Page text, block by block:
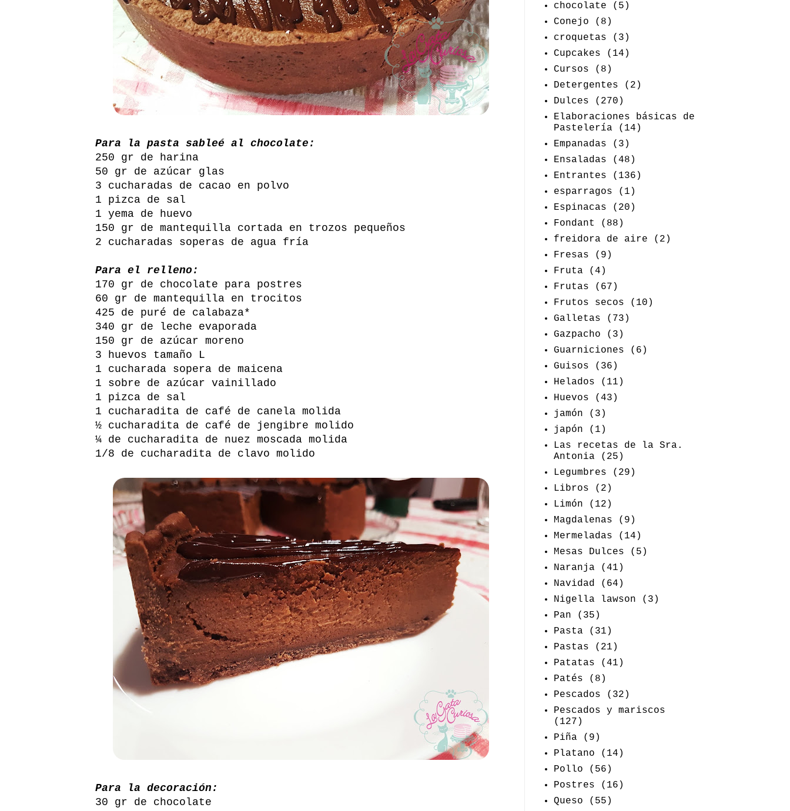
Para la pasta sableé al chocolate:
250 gr de harina
50 gr de azúcar glas
3 cucharadas de cacao en polvo
1 pizca de sal
1 yema de huevo
150 gr de mantequilla cortada en trozos pequeños
2 cucharadas soperas de agua fría
Para el relleno:
170 gr de chocolate para postres
60 gr de mantequilla en trocitos
425 de puré de calabaza*
340 gr de leche evaporada
150 gr de azúcar moreno
3 huevos tamaño L
1 cucharada sopera de maicena
1 sobre de azúcar vainillado
1 pizca de sal
1 cucharadita de café de canela molida
½ cucharadita de café de jengibre molido
¼ de cucharadita de nuez moscada molida
1/8 de cucharadita de clavo molido
Para la decoración:
30 gr de chocolate
chocolate
(5)
Conejo
(8)
croquetas
(3)
Cupcakes
(14)
Cursos
(8)
Detergentes
(2)
Dulces
(270)
Elaboraciones básicas de
Pastelería
(14)
Empanadas
(3)
Ensaladas
(48)
Entrantes
(136)
esparragos
(1)
Espinacas
(20)
Fondant
(88)
freidora de aire
(2)
Fresas
(9)
Fruta
(4)
Frutas
(67)
Frutos secos
(10)
Galletas
(73)
Gazpacho
(3)
Guarniciones
(6)
Guisos
(36)
Helados
(11)
Huevos
(43)
jamón
(3)
japón
(1)
Las recetas de la Sra.
Antonia
(25)
Legumbres
(29)
Libros
(2)
Limón
(12)
Magdalenas
(9)
Mermeladas
(14)
Mesas Dulces
(5)
Naranja
(41)
Navidad
(64)
Nigella lawson
(3)
Pan
(35)
Pasta
(31)
Pastas
(21)
Patatas
(41)
Patés
(8)
Pescados
(32)
Pescados y mariscos
(127)
Piña
(9)
Platano
(14)
Pollo
(56)
Postres
(16)
Queso
(55)